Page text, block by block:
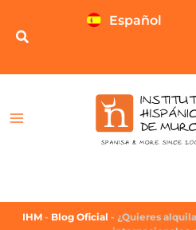
Español
IHM - Blog Oficial - ¿Quieres